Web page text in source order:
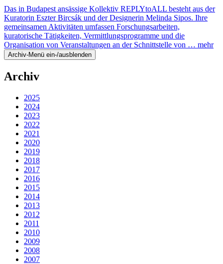
Das in Budapest ansässige Kollektiv REPLYtoALL besteht aus der
Kuratorin Eszter Bircsák und der Designerin Melinda Sipos. Ihre
gemeinsamen Aktivitäten umfassen Forschungsarbeiten,
kuratorische Tätigkeiten, Vermittlungsprogramme und die
Organisation von Veranstaltungen an der Schnittstelle von … mehr
Archiv-Menü ein-/ausblenden
Archiv
2025
2024
2023
2022
2021
2020
2019
2018
2017
2016
2015
2014
2013
2012
2011
2010
2009
2008
2007